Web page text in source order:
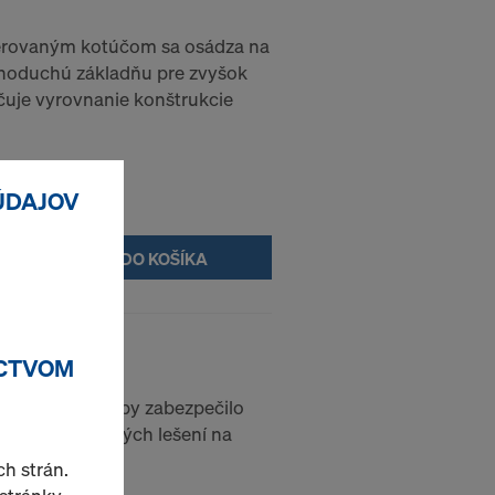
kotúčom sa osádza na
základňu pre zvyšok
vyrovnanie konštrukcie
DO KOŠÍKA
tak, aby zabezpečilo
až veľkých lešení na
strán.